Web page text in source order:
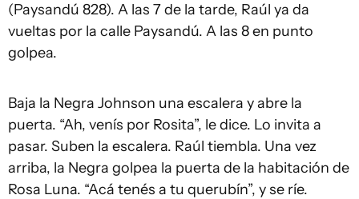
(Paysandú 828). A las 7 de la tarde, Raúl ya da
vueltas por la calle Paysandú. A las 8 en punto
golpea.
Baja la Negra Johnson una escalera y abre la
puerta. “Ah, venís por Rosita”, le dice. Lo invita a
pasar. Suben la escalera. Raúl tiembla. Una vez
arriba, la Negra golpea la puerta de la habitación de
Rosa Luna. “Acá tenés a tu querubín”, y se ríe.